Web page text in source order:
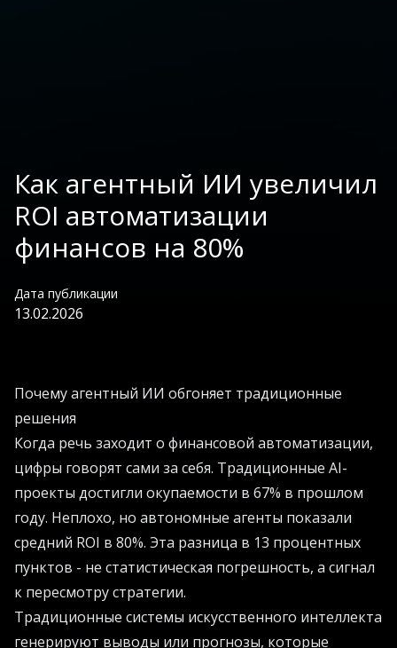
Как агентный ИИ увеличил
ROI автоматизации
финансов на 80%
Дата публикации
13.02.2026
Почему агентный ИИ обгоняет традиционные
решения
Когда речь заходит о финансовой автоматизации,
цифры говорят сами за себя. Традиционные AI-
проекты достигли окупаемости в 67% в прошлом
году. Неплохо, но автономные агенты показали
средний ROI в 80%. Эта разница в 13 процентных
пунктов - не статистическая погрешность, а сигнал
к пересмотру стратегии.
Традиционные системы искусственного интеллекта
генерируют выводы или прогнозы, которые